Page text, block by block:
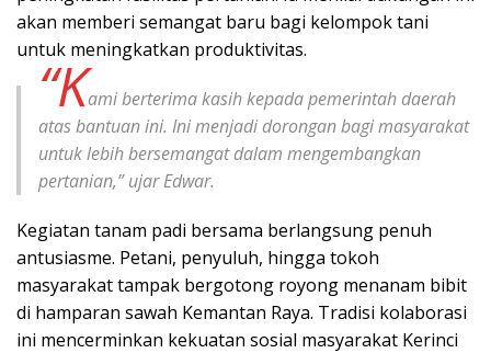
akan memberi semangat baru bagi kelompok tani
untuk meningkatkan produktivitas.
“Kami berterima kasih kepada pemerintah daerah
atas bantuan ini. Ini menjadi dorongan bagi masyarakat
untuk lebih bersemangat dalam mengembangkan
pertanian,” ujar Edwar.
Kegiatan tanam padi bersama berlangsung penuh
antusiasme. Petani, penyuluh, hingga tokoh
masyarakat tampak bergotong royong menanam bibit
di hamparan sawah Kemantan Raya. Tradisi kolaborasi
ini mencerminkan kekuatan sosial masyarakat Kerinci